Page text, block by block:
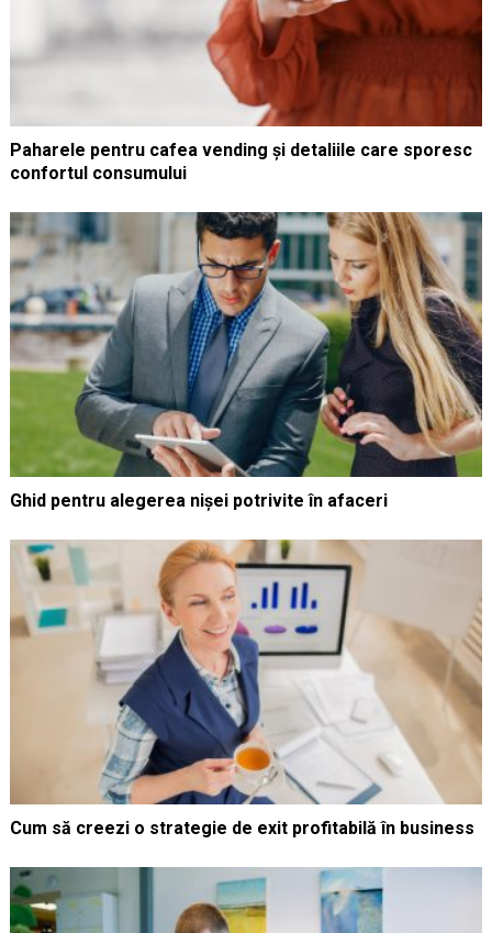
Paharele pentru cafea vending și detaliile care sporesc
confortul consumului
Ghid pentru alegerea nișei potrivite în afaceri
Cum să creezi o strategie de exit profitabilă în business